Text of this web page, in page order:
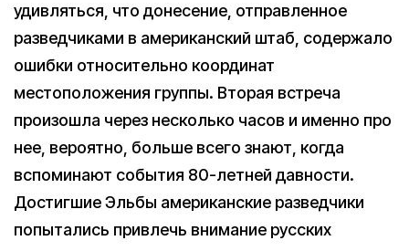
удивляться, что донесение, отправленное
разведчиками в американский штаб, содержало
ошибки относительно координат
местоположения группы. Вторая встреча
произошла через несколько часов и именно про
нее, вероятно, больше всего знают, когда
вспоминают события 80-летней давности.
Достигшие Эльбы американские разведчики
попытались привлечь внимание русских